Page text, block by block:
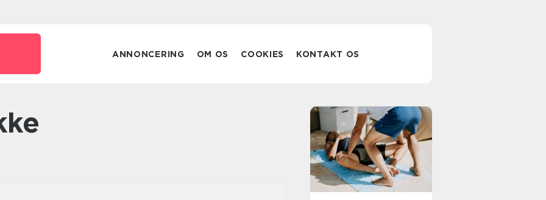
ANNONCERING OM OS COOKIES KONTAKT OS